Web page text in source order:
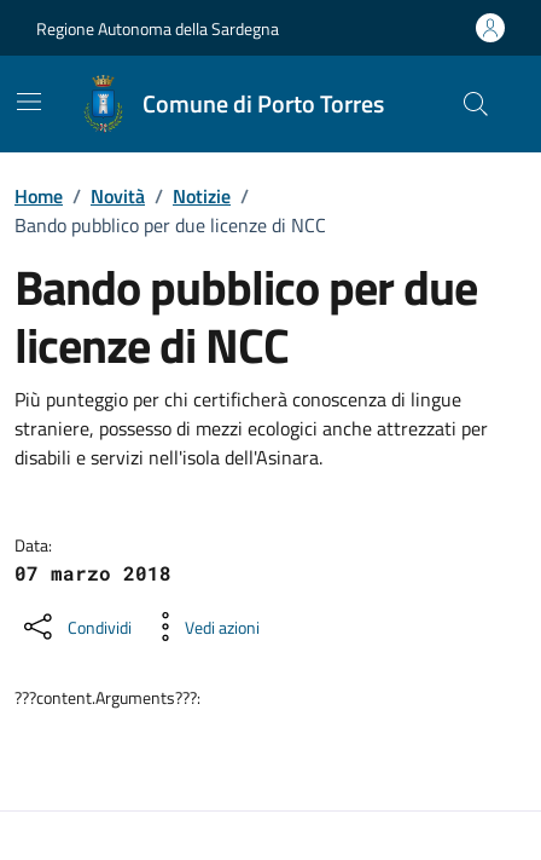
Regione Autonoma della Sardegna
Comune di Porto Torres
Home / Novità / Notizie /
Bando pubblico per due licenze di NCC
Bando pubblico per due
licenze di NCC
Dettagli della notizia
Più punteggio per chi certificherà conoscenza di lingue
straniere, possesso di mezzi ecologici anche attrezzati per
disabili e servizi nell'isola dell'Asinara.
Data:
07 marzo 2018
Condividi Vedi azioni
???content.Arguments???: